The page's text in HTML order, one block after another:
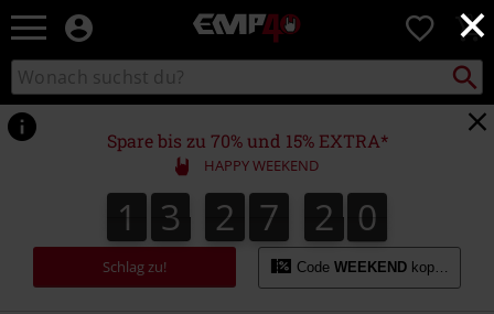
×
EMP
Merchandise
-
Shop
Rock
&
Entertainment
0
Katalog
durchsuchen
suchen
Spare bis zu 70% und 15% EXTRA*
HAPPY WEEKEND
1
1 3
3 2
2 7
7 1
2
1 8
0
9
Schlag zu! Code WEEKEND kopieren